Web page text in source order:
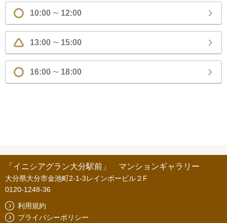
10:00 〜 12:00
13:00 〜 15:00
16:00 〜 18:00
「イニシアグラン大分駅前」 マンションギャラリー
大分県大分市金池町2-1-3レインボービル２F
0120-1248-36
利用規約
プライバシーポリシー